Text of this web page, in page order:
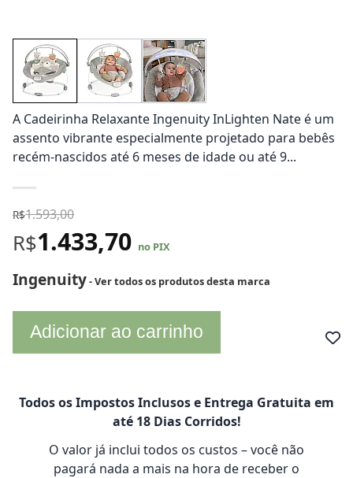
A Cadeirinha Relaxante Ingenuity InLighten Nate é um
assento vibrante especialmente projetado para bebês
recém-nascidos até 6 meses de idade ou até 9...
R$1.593,00
R$1.433,70 no PIX
Ingenuity- Ver todos os produtos desta marca
Adicionar ao carrinho
Todos os Impostos Inclusos e Entrega Gratuita em
até 18 Dias Corridos!
O valor já inclui todos os custos – você não
pagará nada a mais na hora de receber o